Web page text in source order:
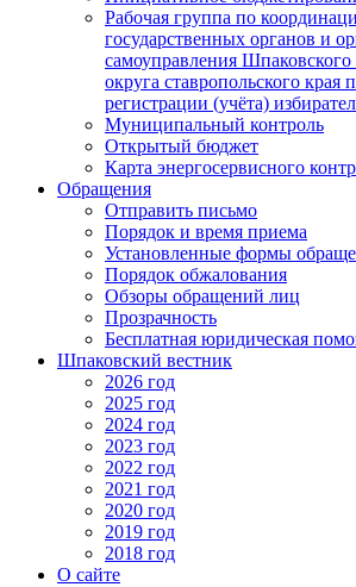
Рабочая группа по
государственных органов и
самоуправления
округа ставропольского края
регистрации (учёта)
Муниципальный контроль
Открытый бюджет
Карта энергосервисного
Обращения
Отправить письмо
Порядок и время приема
Установленные формы
Порядок обжалования
Обзоры обращений лиц
Прозрачность
Бесплатная юридическая
Шпаковский вестник
2026 год
2025 год
2024 год
2023 год
2022 год
2021 год
2020 год
2019 год
2018 год
О сайте